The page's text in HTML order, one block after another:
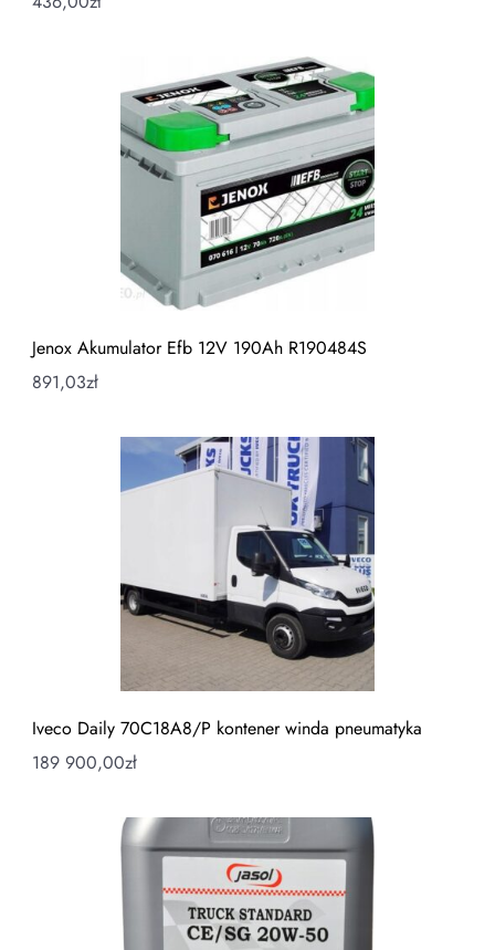
Jenox Akumulator Efb 12V 190Ah R190484S
891,03zł
Iveco Daily 70C18A8/P kontener winda pneumatyka
189 900,00zł